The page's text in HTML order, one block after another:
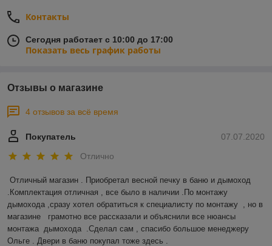
Контакты
Сегодня работает с 10:00 до 17:00
Показать весь график работы
Отзывы о магазине
4 отзывов за всё время
07.07.2020
Покупатель
Отлично
Отличный магазин . Приобретал весной печку в баню и дымоход
.Комплектация отличная , все было в наличии .По монтажу
дымохода ,сразу хотел обратиться к специалисту по монтажу  , но в
магазине   грамотно все рассказали и объяснили все нюансы
монтажа  дымохода  .Сделал сам , спасибо большое менеджеру
Ольге . Двери в баню покупал тоже здесь .